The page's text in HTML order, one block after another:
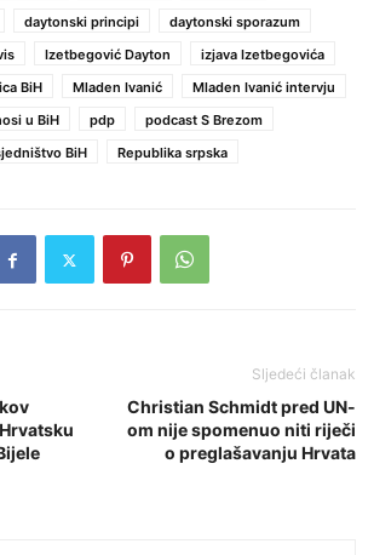
daytonski principi
daytonski sporazum
Izetbegović Dayton
izjava Izetbegovića
BiH
Mladen Ivanić
Mladen Ivanić intervju
u BiH pdp
podcast S Brezom
BiH Republika srpska
Sljedeći članak
Christian Schmidt pred UN-
om nije spomenuo niti riječi
o preglašavanju Hrvata